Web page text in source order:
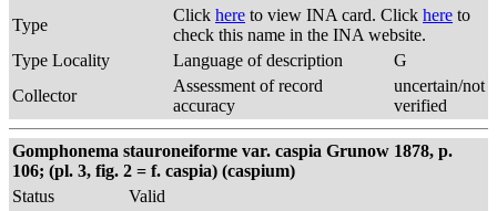
Type
Click here to view INA card. Click here to
check this name in the INA website.
Type Locality
Language of description
G
Collector
Assessment of record
accuracy
uncertain/not
verified
Gomphonema stauroneiforme var. caspia Grunow 1878, p.
106; (pl. 3, fig. 2 = f. caspia) (caspium)
Status
Valid